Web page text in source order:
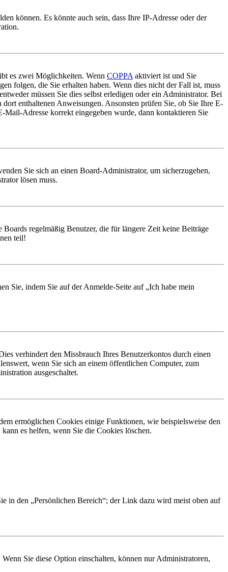
können. Es könnte auch sein, dass Ihre IP-Adresse oder der
es zwei Möglichkeiten. Wenn COPPA aktiviert ist und Sie
folgen, die Sie erhalten haben. Wenn dies nicht der Fall ist, muss
müssen Sie dies selbst erledigen oder ein Administrator. Bei
enthaltenen Anweisungen. Ansonsten prüfen Sie, ob Sie Ihre E-
Adresse korrekt eingegeben wurde, dann kontaktieren Sie
Sie sich an einen Board-Administrator, um sicherzugehen,
lösen muss.
regelmäßig Benutzer, die für längere Zeit keine Beiträge
teil!
Sie, indem Sie auf der Anmelde-Seite auf „Ich habe mein
verhindert den Missbrauch Ihres Benutzerkontos durch einen
wenn Sie sich an einem öffentlichen Computer, zum
ausgeschaltet.
ermöglichen Cookies einige Funktionen, wie beispielsweise den
es helfen, wenn Sie die Cookies löschen.
in den „Persönlichen Bereich“; der Link dazu wird meist oben auf
Sie diese Option einschalten, können nur Administratoren,